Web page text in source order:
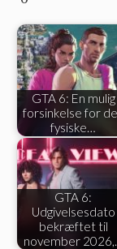
GTA 6: En mulig
forsinkelse for
fysiske…
GTA 6:
Udgivelsesdato
bekræftet til
november